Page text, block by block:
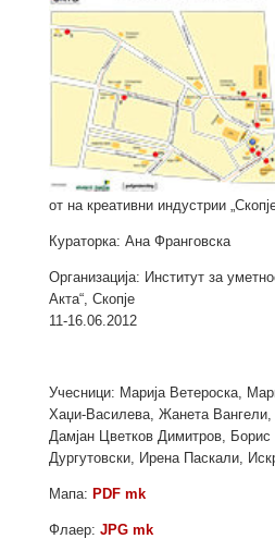
от на креативни индустрии
Кураторка: Ана Франговска
Организација: Институт за
Акта“, Скопје
11-16.06.2012
Учесници: Марија Ветероскa,
Хаџи-Василева, Жанета Вангели,
Дамјан Цветков Димитров,
Дургутовски, Ирена Паскали,
Мапа: PDF mk
Флаер: JPG mk